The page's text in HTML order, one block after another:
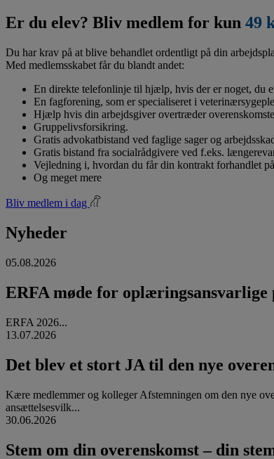
Er du elev? Bliv medlem for kun 49
Du har krav på at blive behandlet ordentligt på din
Med medlemsskabet får du blandt andet:
En direkte telefonlinje til hjælp, hvis der er noget, du
En fagforening, som er specialiseret i
Hjælp hvis din arbejdsgiver overtræder
Gruppelivsforsikring.
Gratis advokatbistand ved faglige sager og
Gratis bistand fra socialrådgivere ved f.eks.
Vejledning i, hvordan du får din kontrakt forhandlet
Og meget mere
Bliv medlem i dag
Nyheder
05.08.2026
ERFA møde for oplæringsansvarlige
ERFA 2026...
13.07.2026
Det blev et stort JA til den nye
Kære medlemmer og kolleger Afstemningen om den nye
ansættelsesvilk...
30.06.2026
Stem om din overenskomst – din